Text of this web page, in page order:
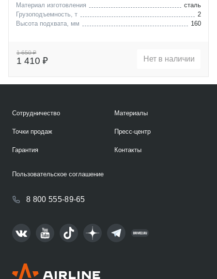
Материал изготовления
сталь
Грузоподъемность, т
2
Высота подхвата, мм
160
1 650 ₽
1 410 ₽ Нет в наличии
Сотрудничество
Точки продаж
Гарантия
Материалы
Пресс-центр
Контакты
8 800 555-89-65
Пользовательское соглашение